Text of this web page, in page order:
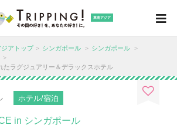
東南アジア
アトップ シンガポール
シンガポール
たラグジュアリー＆デラックスホテル
ホテル/宿泊
in シンガポール